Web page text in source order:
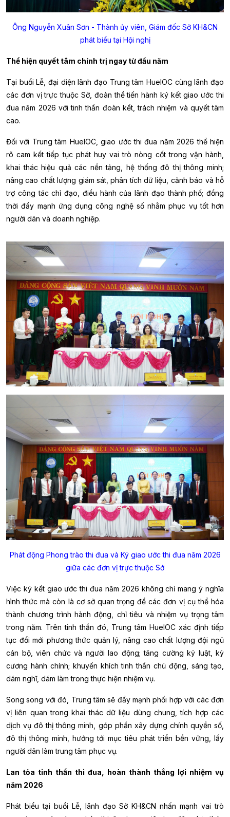
Ông Nguyễn Xuân Sơn - Thành ủy viên, Giám đốc Sở KH&CN
phát biểu tại Hội nghị
Thể hiện quyết tâm chính trị ngay từ đầu năm
Tại buổi Lễ, đại diện lãnh đạo Trung tâm HueIOC cùng lãnh đạo
các đơn vị trực thuộc Sở, đoàn thể tiến hành ký kết giao ước thi
đua năm 2026 với tinh thần đoàn kết, trách nhiệm và quyết tâm
cao.
Đối với Trung tâm HueIOC, giao ước thi đua năm 2026 thể hiện
rõ cam kết tiếp tục phát huy vai trò nòng cốt trong vận hành,
khai thác hiệu quả các nền tảng, hệ thống đô thị thông minh;
nâng cao chất lượng giám sát, phân tích dữ liệu, cảnh báo và hỗ
trợ công tác chỉ đạo, điều hành của lãnh đạo thành phố; đồng
thời đẩy mạnh ứng dụng công nghệ số nhằm phục vụ tốt hơn
người dân và doanh nghiệp.
Phát động Phong trào thi đua và Ký giao ước thi đua năm 2026
giữa các đơn vị trực thuộc Sở
Việc ký kết giao ước thi đua năm 2026 không chỉ mang ý nghĩa
hình thức mà còn là cơ sở quan trọng để các đơn vị cụ thể hóa
thành chương trình hành động, chỉ tiêu và nhiệm vụ trọng tâm
trong năm. Trên tinh thần đó, Trung tâm HueIOC xác định tiếp
tục đổi mới phương thức quản lý, nâng cao chất lượng đội ngũ
cán bộ, viên chức và người lao động; tăng cường kỷ luật, kỷ
cương hành chính; khuyến khích tinh thần chủ động, sáng tạo,
dám nghĩ, dám làm trong thực hiện nhiệm vụ.
Song song với đó, Trung tâm sẽ đẩy mạnh phối hợp với các đơn
vị liên quan trong khai thác dữ liệu dùng chung, tích hợp các
dịch vụ đô thị thông minh, góp phần xây dựng chính quyền số,
đô thị thông minh, hướng tới mục tiêu phát triển bền vững, lấy
người dân làm trung tâm phục vụ.
Lan tỏa tinh thần thi đua, hoàn thành thắng lợi nhiệm vụ
năm 2026
Phát biểu tại buổi Lễ, lãnh đạo Sở KH&CN nhấn mạnh vai trò